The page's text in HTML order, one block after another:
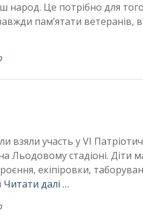
народ. Це потрібно для
пам’ятати
взяли участь у VІ
Льодовому стадіоні. Діти
екіпіровки,
Читати далі …